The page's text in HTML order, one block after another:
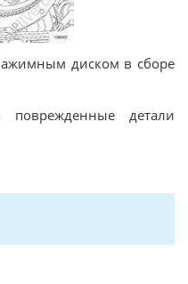
диском в сборе
детали